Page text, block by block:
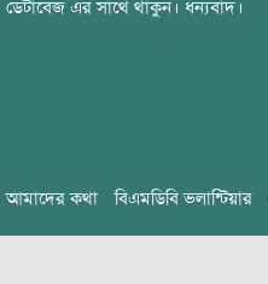
ডেটাবেজ এর সাথে থাকুন। ধন্যবাদ।
আমাদের কথা বিএমডিবি ভলান্টিয়ার